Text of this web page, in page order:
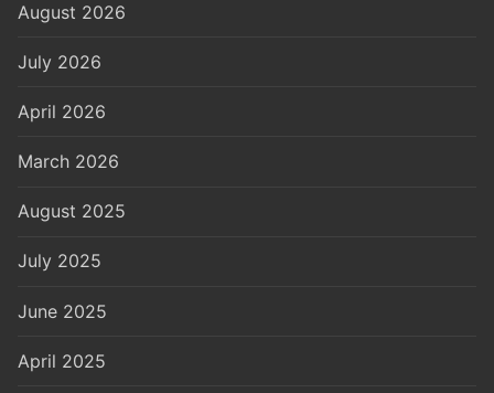
August 2026
July 2026
April 2026
March 2026
August 2025
July 2025
June 2025
April 2025